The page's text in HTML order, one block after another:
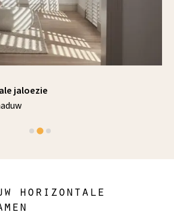
jaloezie
horizontale